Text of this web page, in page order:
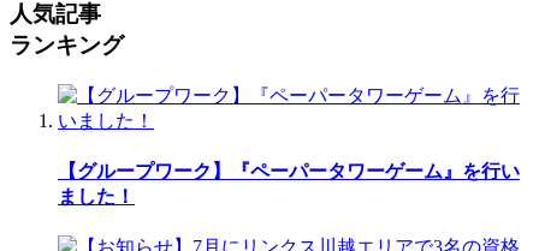
人気記事
ランキング
【グループワーク】『ペーパータワーゲーム』を行い
ました！